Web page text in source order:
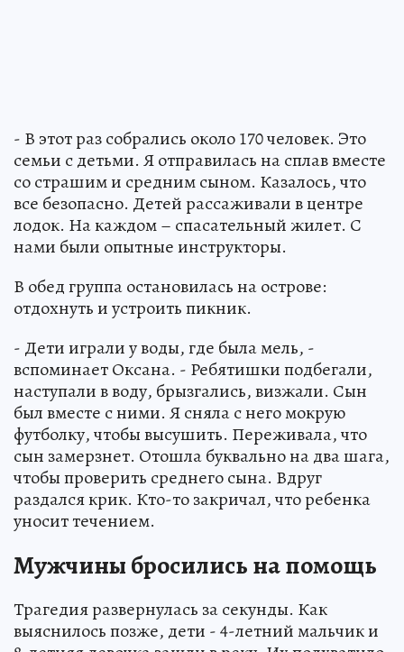
- В этот раз собрались около 170 человек. Это
семьи с детьми. Я отправилась на сплав вместе
со страшим и средним сыном. Казалось, что
все безопасно. Детей рассаживали в центре
лодок. На каждом – спасательный жилет. С
нами были опытные инструкторы.
В обед группа остановилась на острове:
отдохнуть и устроить пикник.
- Дети играли у воды, где была мель, -
вспоминает Оксана. - Ребятишки подбегали,
наступали в воду, брызгались, визжали. Сын
был вместе с ними. Я сняла с него мокрую
футболку, чтобы высушить. Переживала, что
сын замерзнет. Отошла буквально на два шага,
чтобы проверить среднего сына. Вдруг
раздался крик. Кто-то закричал, что ребенка
уносит течением.
Мужчины бросились на помощь
Трагедия развернулась за секунды. Как
выяснилось позже, дети - 4-летний мальчик и